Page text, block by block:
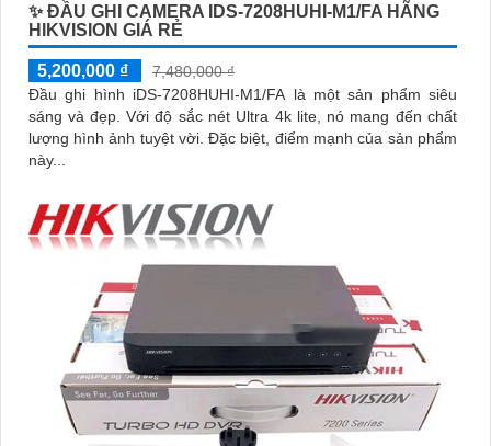
✨ ĐẦU GHI CAMERA IDS-7208HUHI-M1/FA HÃNG
HIKVISION GIÁ RẺ
5,200,000 ₫
7,480,000 ₫
Đầu ghi hình iDS-7208HUHI-M1/FA là một sản phẩm siêu
sáng và đẹp. Với độ sắc nét Ultra 4k lite, nó mang đến chất
lượng hình ảnh tuyệt vời. Đặc biệt, điểm mạnh của sản phẩm
này...